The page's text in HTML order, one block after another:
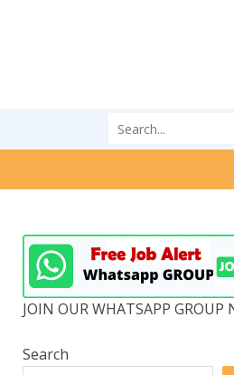
JOIN OUR WHATSAPP GROUP
Search